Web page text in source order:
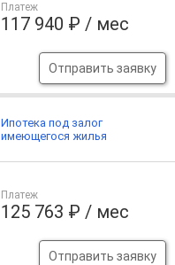
Платеж
117 940 ₽ / мес
Отправить заявку
Платеж
125 763 ₽ / мес
Отправить заявку
Ипотека под залог
имеющегося жилья